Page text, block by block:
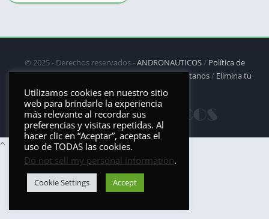
© 2025 - Derechos reservados -ANDRONAUTICOS/ Política de
privacidad/Política de Cookies/DMCA/Contáctanos/ Elimina tu
aplicación
Utilizamos cookies en nuestro sitio
web para brindarle la experiencia
más relevante al recordar sus
preferencias y visitas repetidas. Al
hacer clic en “Aceptar”, aceptas el
uso de TODAS las cookies.
Do not sell my personal information.
Cookie Settings Accept